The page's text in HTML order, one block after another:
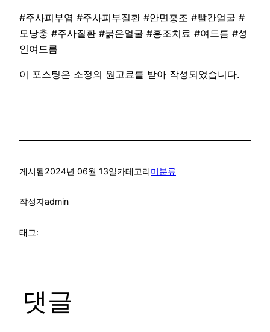
#주사피부염 #주사피부질환 #안면홍조 #빨간얼굴 #
모낭충 #주사질환 #붉은얼굴 #홍조치료 #여드름 #성
인여드름
이 포스팅은 소정의 원고료를 받아 작성되었습니다.
게시됨2024년 06월 13일카테고리미분류
작성자admin
태그:
댓글